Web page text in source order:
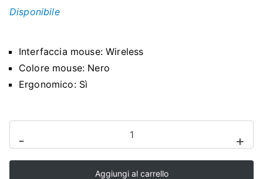
O
P
Interfaccia mouse: Wireless
Colore mouse: Nero
Ergonomico: Sì
Disponibile
-
standard
senza
+
Aggiungi al carrello